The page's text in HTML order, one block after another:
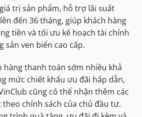
trị sản phẩm, hỗ trợ lãi suất
đến 36 tháng, giúp khách hàng
tiền và tối ưu kế hoạch tài chính
sản ven biển cao cấp.
hàng thanh toán sớm nhiều khả
mức chiết khấu ưu đãi hấp dẫn,
cũng có thể nhận thêm các
chính sách của chủ đầu tư.